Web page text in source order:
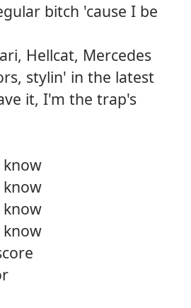
bitch 'cause I be
Hellcat, Mercedes
stylin' in the latest
it, I'm the trap's